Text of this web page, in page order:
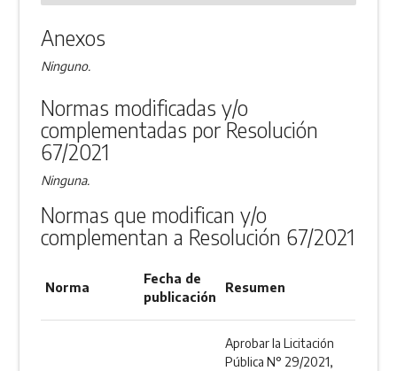
Anexos
Ninguno.
Normas modificadas y/o
complementadas por Resolución
67/2021
Ninguna.
Normas que modifican y/o
complementan a Resolución 67/2021
Norma
Fecha de
publicación
Resumen
Aprobar la Licitación
Pública N° 29/2021,